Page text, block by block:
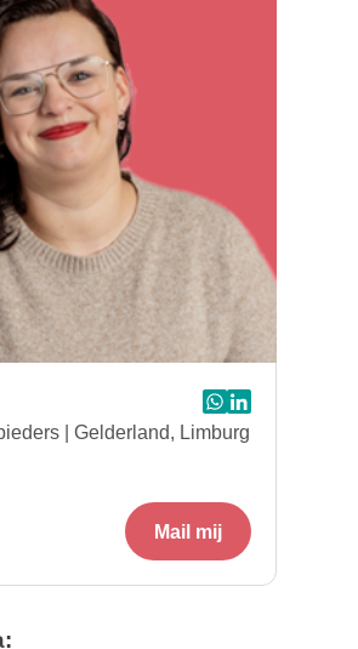
Stuur bericht via
Bezoek
| Gelderland, Limburg
Mail mij